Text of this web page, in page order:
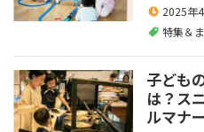
2025年
特集＆
子ども
は？ス
ルマナ